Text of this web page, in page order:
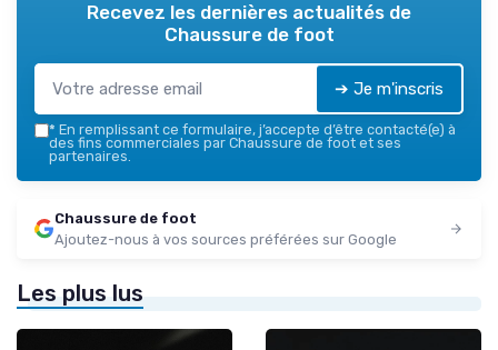
Recevez les dernières actualités de
Chaussure de foot
➔ Je m'inscris
* En remplissant ce formulaire, j’accepte d’être contacté(e) à
des fins commerciales par Chaussure de foot et ses
partenaires.
Chaussure de foot
Ajoutez-nous à vos sources préférées sur Google
Les plus lus